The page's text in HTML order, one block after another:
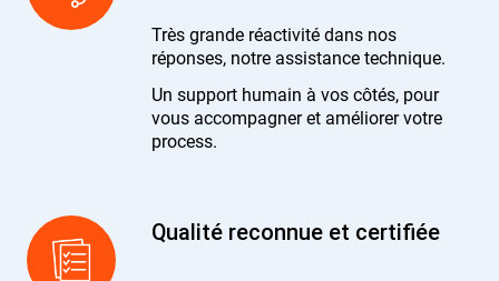
Très grande réactivité dans nos
réponses, notre assistance technique.
Un support humain à vos côtés, pour
vous accompagner et améliorer votre
process.
Qualité reconnue et certifiée